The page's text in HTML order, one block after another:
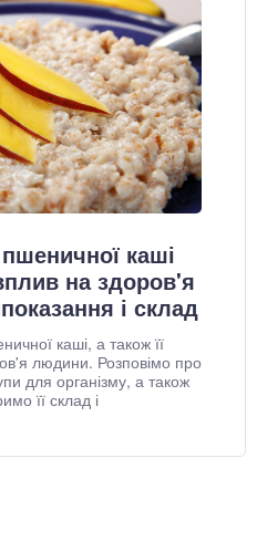
каші
на здоров'я
і склад
каші, а також її
людини. Розповімо про
для організму, а також
її склад і